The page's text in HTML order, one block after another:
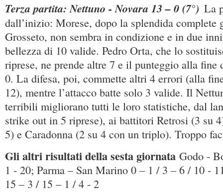
Terza partita: Nettuno - Novara 13 – 0 (7°) La
dall’inizio: Morese, dopo la splendida complete
Grosseto, non sembra in condizione e in due
bellezza di 10 valide. Pedro Orta, che lo
riprese, ne prende altre 7 e il punteggio alla fine
0. La difesa, poi, commette altri 4 errori (alla
12), mentre l’attacco batte solo 3 valide. Il
terribili migliorano tutti le loro statistiche, dal
strike out in 5 riprese), ai battitori Retrosi (3 su
5) e Caradonna (2 su 4 con un triplo). Troppo
Gli altri risultati della sesta giornata Godo -
1 - 20; Parma – San Marino 0 – 1 / 3 – 6 / 10 -
15 – 3 / 15 – 1 / 4 - 2